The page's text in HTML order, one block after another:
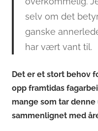
selv om det
ganske
har vært vant til.
Det er et stort behov
opp framtidas
mange som tar denne
sammenlignet med